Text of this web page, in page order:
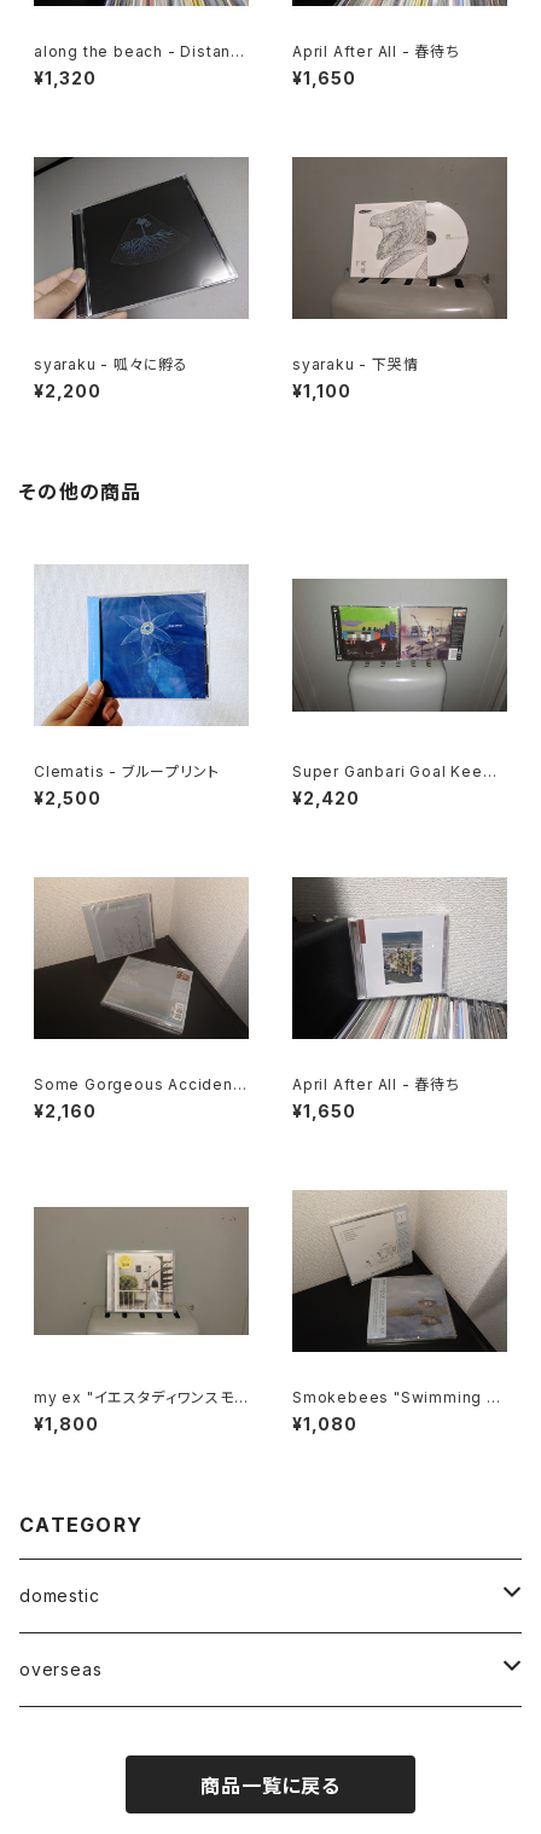
along the beach - Distant
Scenery
¥1,320
April After All - 春待ち
¥1,650
syaraku - 呱々に孵る
¥2,200
syaraku - 下哭情
¥1,100
その他の商品
Clematis - ブループリント
¥2,500
Super Ganbari Goal Keepe
rs "Dodometic Youth"
¥2,420
Some Gorgeous Accident
"Sleep In Symmetry"
¥2,160
April After All - 春待ち
¥1,650
my ex "イエスタディワンスモ
ア"
¥1,800
Smokebees "Swimming S
ouls E​.​P."
¥1,080
CATEGORY
domestic
Mabase Records[マバセレコーズ]
overseas
商品一覧に戻る